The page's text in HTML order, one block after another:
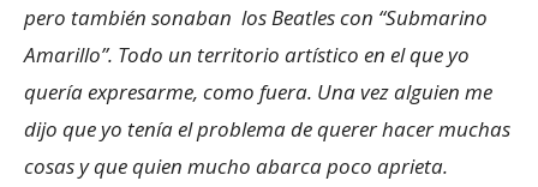
pero también sonaban los Beatles con “Submarino
Amarillo”. Todo un territorio artístico en el que yo
quería expresarme, como fuera. Una vez alguien me
dijo que yo tenía el problema de querer hacer muchas
cosas y que quien mucho abarca poco aprieta.